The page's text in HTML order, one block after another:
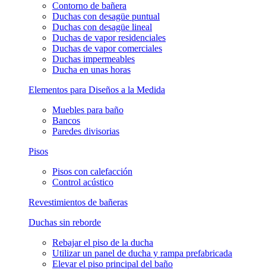
Contorno de bañera
Duchas con desagüe puntual
Duchas con desagüe lineal
Duchas de vapor residenciales
Duchas de vapor comerciales
Duchas impermeables
Ducha en unas horas
Elementos para Diseños a la Medida
Muebles para baño
Bancos
Paredes divisorias
Pisos
Pisos con calefacción
Control acústico
Revestimientos de bañeras
Duchas sin reborde
Rebajar el piso de la ducha
Utilizar un panel de ducha y rampa prefabricada
Elevar el piso principal del baño